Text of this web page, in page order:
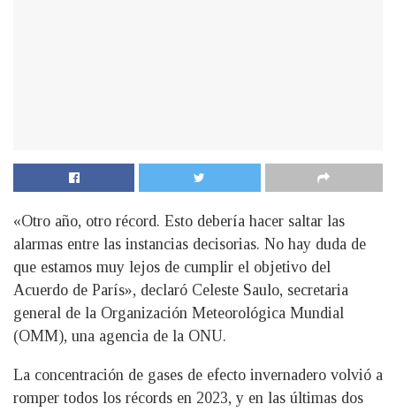
«Otro año, otro récord. Esto debería hacer saltar las
alarmas entre las instancias decisorias. No hay duda de
que estamos muy lejos de cumplir el objetivo del
Acuerdo de París», declaró Celeste Saulo, secretaria
general de la Organización Meteorológica Mundial
(OMM), una agencia de la ONU.
La concentración de gases de efecto invernadero volvió a
romper todos los récords en 2023, y en las últimas dos